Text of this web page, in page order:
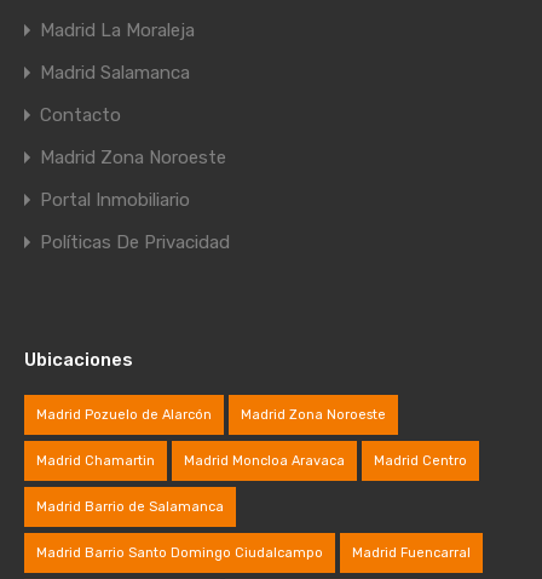
Madrid La Moraleja
Madrid Salamanca
Contacto
Madrid Zona Noroeste
Portal Inmobiliario
Políticas De Privacidad
Ubicaciones
Madrid Pozuelo de Alarcón Madrid Zona Noroeste
Madrid Chamartin Madrid Moncloa Aravaca Madrid Centro
Madrid Barrio de Salamanca
Madrid Barrio Santo Domingo Ciudalcampo Madrid Fuencarral